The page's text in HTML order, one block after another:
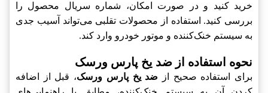
خرید کنید و در صورت امکان، شماره سریال محصول را
بررسی کنید. استفاده از محصولات تقلبی می‌تواند آسیب جدی
به سیستم خنک‌کننده و موتور خودرو وارد کند.
نحوه استفاده از ضد یخ پارس ورسک
برای استفاده صحیح از ضد یخ پارس ورسک، قبل از اضافه